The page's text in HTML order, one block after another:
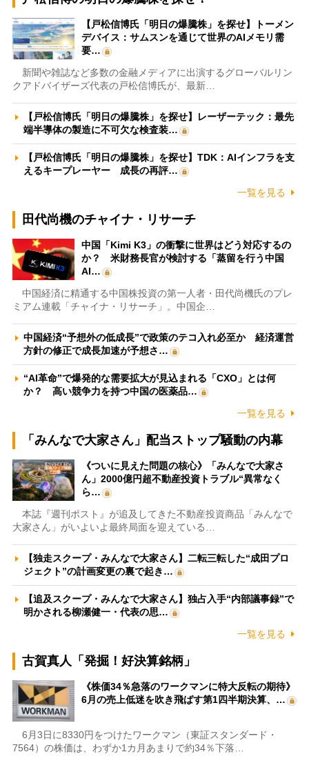
【戸松信博氏「明日の爆騰株」を探せ】トーメン
デバイス：サムスンを通じて世界のAIメモリ需
要…
新聞や雑誌など多数の金融メディアに出演するグローバルリン
クアドバイザーズ代表の戸松信博氏が、最新…
【戸松信博氏「明日の爆騰株」を探せ】レーザーテック：最先
端半導体の製造に不可欠な検査装…
【戸松信博氏「明日の爆騰株」を探せ】TDK：AIインフラを支
えるキープレーヤー 成長の再評…
一覧を見る
田代尚機のチャイナ・リサーチ
中国「Kimi K3」の衝撃に世界はどう対応するの
か？ 米財務長官が検討する「蒸留を行う中国
AI…
中国経済に精通する中国株投資の第一人者・田代尚機氏のプレ
ミアム連載「チャイナ・リサーチ」。中国企…
中国経済“予想外の低成長”で政策のテコ入れ必至か 経済運営
方針の修正で成長加速が予想さ…
“AI革命”で爆発的な需要拡大が見込まれる「CXO」とは何
か？ 高い競争力を持つ中国の医薬品…
一覧を見る
「みんなで大家さん」配当ストップ騒動の内幕
《ついに見えた問題の核心》「みんなで大家さ
ん」2000億円超不動産投資トラブル“異常なく
ら…
本誌『週刊ポスト』が追及してきた不動産投資商品「みんなで
大家さん」がいよいよ最終局面を迎えている…
【独走スクープ・みんなで大家さん】二転三転した“成田プロ
ジェクト”の計画変更の裏で起き…
【追及スクープ・みんなで大家さん】独占入手“内部議事録”で
明かされる柳瀬健一・代表の思…
一覧を見る
古賀真人「発掘！好決算銘柄」
《株価34％急落のワークマンに特大反転の期待》
6月の売上低迷を吹き飛ばす第1四半期決算、…
6月3日に8330円をつけたワークマン（東証スタンダード・
7564）の株価は、わずか1カ月あまりで約34％下落…